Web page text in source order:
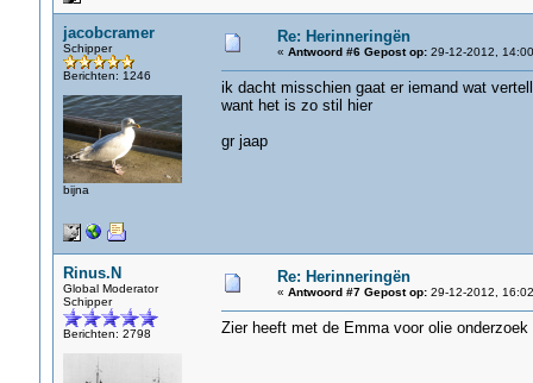
jacobcramer
Schipper
Berichten: 1246
bijna
Re: Herinneringën
« Antwoord #6 Gepost op:29-12-2012,
ik dacht misschien gaat er iemand wat
want het is zo stil hier
gr jaap
Rinus.N
Global Moderator
Schipper
Berichten: 2798
Re: Herinneringën
« Antwoord #7 Gepost op:29-12-2012,
Zier heeft met de Emma voor olie